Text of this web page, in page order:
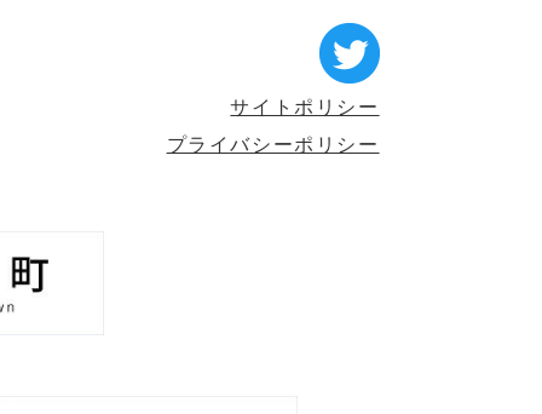
サイトポリシー
プライバシーポリシー